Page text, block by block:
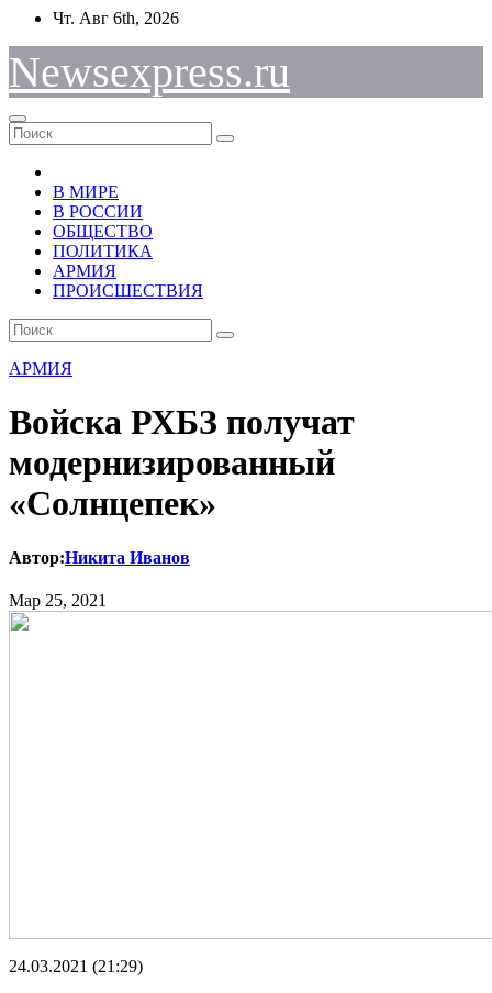
Перейти
содержимому
Чт. Авг 6th, 2026
Newsexpress.ru
В МИРЕ
В РОССИИ
ОБЩЕСТВО
ПОЛИТИКА
АРМИЯ
ПРОИСШЕСТВИЯ
АРМИЯ
Войска РХБЗ получат
модернизированный
«Солнцепек»
Автор:Никита Иванов
Мар 25, 2021
24.03.2021 (21:29)